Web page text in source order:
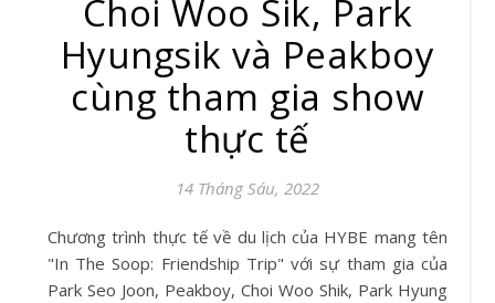
Choi Woo Sik, Park
Hyungsik và Peakboy
cùng tham gia show
thực tế
14 Tháng Sáu, 2022
Chương trình thực tế về du lịch của HYBE mang tên
"In The Soop: Friendship Trip" với sự tham gia của
Park Seo Joon, Peakboy, Choi Woo Shik, Park Hyung